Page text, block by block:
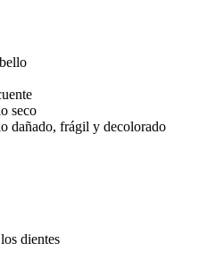
seco
dañado, frágil y decolorado
dientes